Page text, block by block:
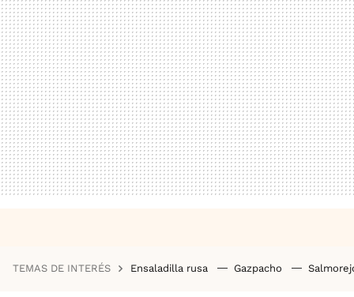
TEMAS DE INTERÉS Ensaladilla rusa Gazpacho